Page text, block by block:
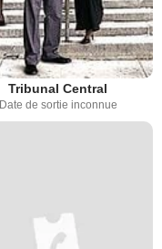
Tribunal Central
Date de sortie inconnue